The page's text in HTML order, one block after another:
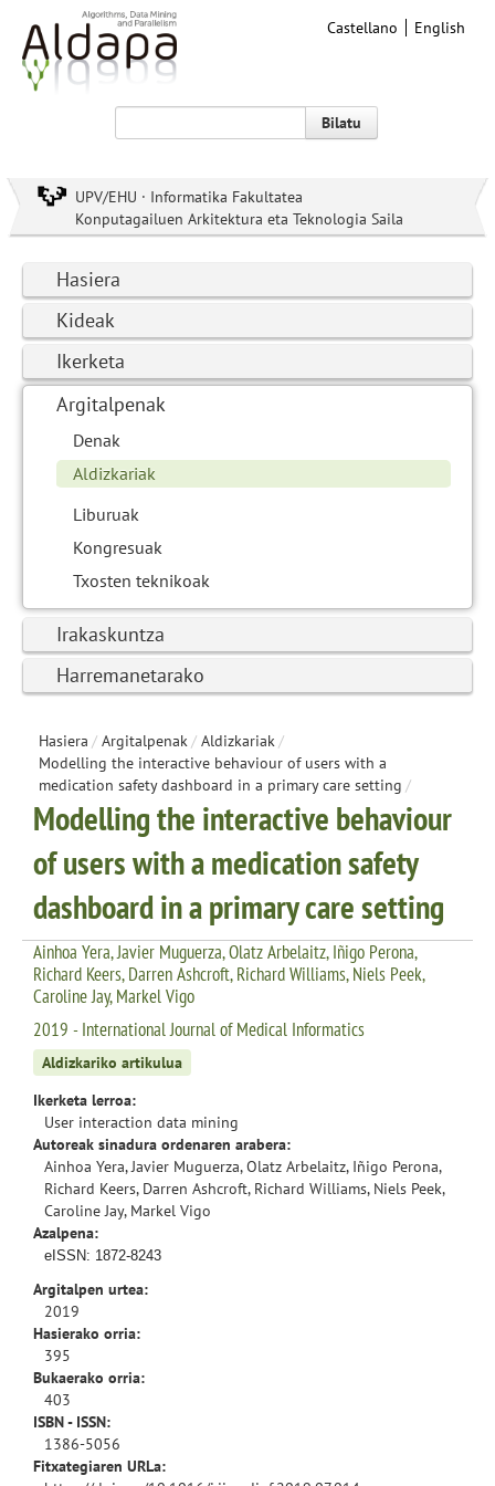
Castellano English
Bilatu
UPV/EHU · Informatika Fakultatea
Konputagailuen Arkitektura eta Teknologia Saila
Hasiera
Kideak
Ikerketa
Argitalpenak
Denak
Aldizkariak
Liburuak
Kongresuak
Txosten teknikoak
Irakaskuntza
Harremanetarako
Hasiera / Argitalpenak/ Aldizkariak/
Modelling the interactive behaviour of users with a
medication safety dashboard in a primary care setting /
Modelling the interactive behaviour
of users with a medication safety
dashboard in a primary care setting
Ainhoa Yera, Javier Muguerza, Olatz Arbelaitz, Iñigo Perona,
Richard Keers, Darren Ashcroft, Richard Williams, Niels Peek,
Caroline Jay, Markel Vigo
2019 - International Journal of Medical Informatics
Aldizkariko artikulua
Ikerketa lerroa:
User interaction data mining
Autoreak sinadura ordenaren arabera:
Ainhoa Yera, Javier Muguerza, Olatz Arbelaitz, Iñigo Perona,
Richard Keers, Darren Ashcroft, Richard Williams, Niels Peek,
Caroline Jay, Markel Vigo
Azalpena:
eISSN: 1872-8243
Argitalpen urtea:
2019
Hasierako orria:
395
Bukaerako orria:
403
ISBN - ISSN:
1386-5056
Fitxategiaren URLa: